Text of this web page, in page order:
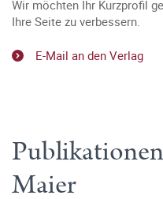
Wir möchten Ihr Kurzprofil
Ihre Seite zu verbessern.
E-Mail an den Verlag
Maier